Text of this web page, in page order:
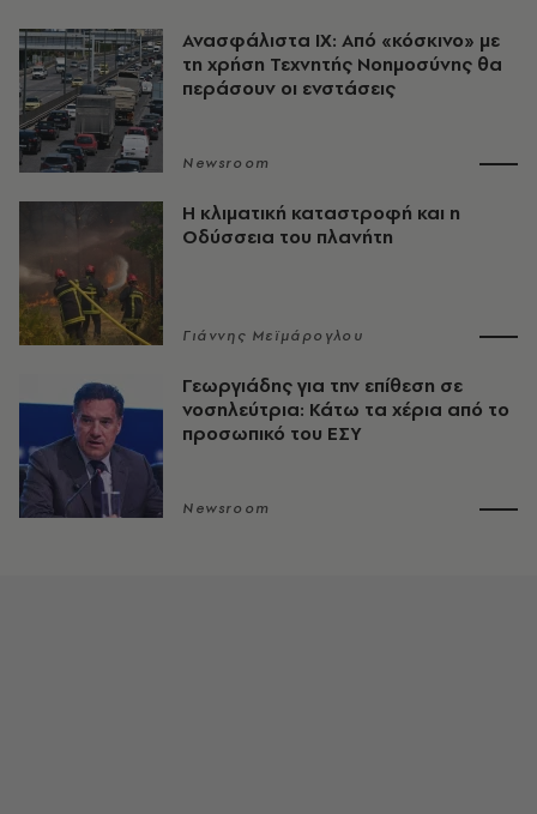
Ανασφάλιστα ΙΧ: Από «κόσκινο» με
τη χρήση Τεχνητής Νοημοσύνης θα
περάσουν οι ενστάσεις
Newsroom
Η κλιματική καταστροφή και η
Οδύσσεια του πλανήτη
Γιάννης Μεϊμάρογλου
Γεωργιάδης για την επίθεση σε
νοσηλεύτρια: Κάτω τα χέρια από το
προσωπικό του ΕΣΥ
Newsroom